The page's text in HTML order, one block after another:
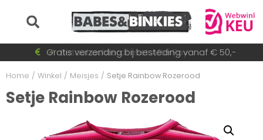
Betaal achteraf met AfterPay
Snel wisselende collectie
Gratis verzending bij besteding vanaf € 50,-
Voor 15:30 besteld = dezelfde dag verzonden!
Home / Winkel / Meisjes / Setje Rainbow Rozerood
Setje Rainbow Rozerood